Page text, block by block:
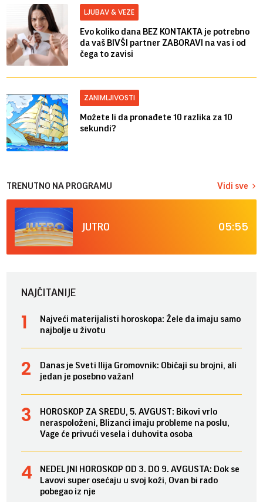
LJUBAV & VEZE
Evo koliko dana BEZ KONTAKTA je potrebno
da vaš BIVŠI partner ZABORAVI na vas i od
čega to zavisi
ZANIMLJIVOSTI
Možete li da pronađete 10 razlika za 10
sekundi?
TRENUTNO NA PROGRAMU Vidi sve
JUTRO 05:55
NAJČITANIJE
Najveći materijalisti horoskopa: Žele da imaju samo
najbolje u životu
Danas je Sveti Ilija Gromovnik: Običaji su brojni, ali
jedan je posebno važan!
HOROSKOP ZA SREDU, 5. AVGUST: Bikovi vrlo
neraspoloženi, Blizanci imaju probleme na poslu,
Vage će privući vesela i duhovita osoba
NEDELJNI HOROSKOP OD 3. DO 9. AVGUSTA: Dok se
Lavovi super osećaju u svoj koži, Ovan bi rado
pobegao iz nje